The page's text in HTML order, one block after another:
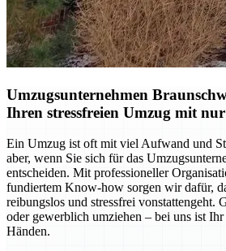
Umzugsunternehmen
Ihren stressfreien Umzug mit
Ein Umzug ist oft mit viel Aufwand und
aber, wenn Sie sich für das
entscheiden. Mit professioneller
fundiertem Know-how sorgen wir dafür,
reibungslos und stressfrei vonstattengeht.
oder gewerblich umziehen – bei uns ist
Händen.